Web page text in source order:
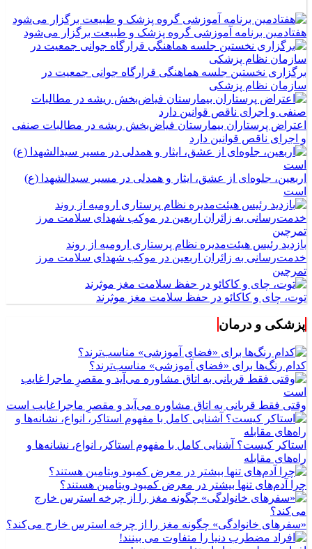
هفتادمین برنامه آموزشی گروه پزشک و طبیعت برگزار می‌شود
برگزاری نخستین جلسه هماهنگی قرارگاه جوانی جمعیت در
سازمان نظام پزشکی
اعتراض پرستاران بیمارستان فیاض‌بخش ریشه در مطالبات صنفی
و اجرای ناقص قوانین دارد
اربعین، جلوه‌ای از عشق، ایثار و همدلی در مسیر سیدالشهدا (ع)
است
بازدید رئیس هیئت‌مدیره نظام پرستاری ارومیه از روند
خدمت‌رسانی به زائران اربعین در موکب شهدای سلامت مرز
تمرچین
توت، چای و کاکائو در حفظ سلامت مغز موثرند
پزشکی و درمان
کدام رنگ‌ها برای «فضای آموزشی» مناسب‌ترند؟
وقتی فقط قربانی به اتاق مشاوره می‌آید و مقصرِ ماجرا غایب است
استاکر کیست؟ آشنایی کامل با مفهوم استاکر، انواع، نشانه‌ها و
راه‌های مقابله
چرا آدم‌های تنها بیشتر در معرض کمبود ویتامین هستند؟
«سفرهای خانوادگی» چگونه مغز را از چرخه استرس خارج می‌کند؟